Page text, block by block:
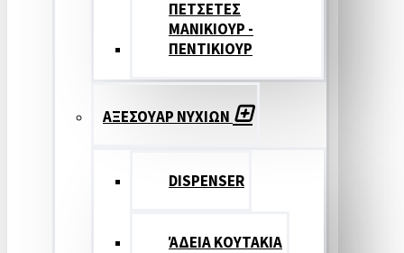
ΠΕΤΣΕΤΕΣ
ΜΑΝΙΚΙΟΥΡ -
ΠΕΝΤΙΚΙΟΥΡ
ΑΞΕΣΟΥΑΡ ΝΥΧΙΩΝ
DISPENSER
ΆΔΕΙΑ ΚΟΥΤΑΚΙΑ